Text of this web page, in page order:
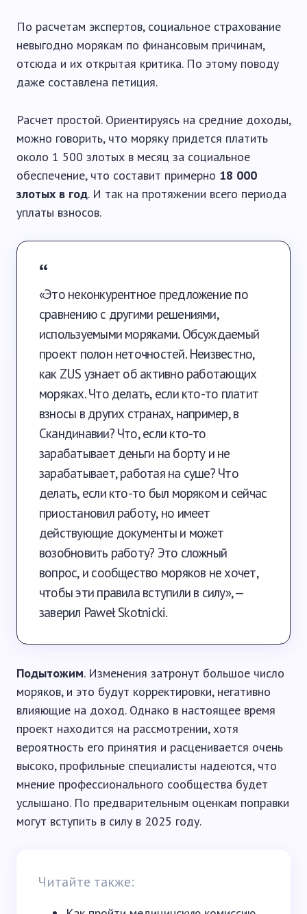
По расчетам экспертов, социальное страхование
невыгодно морякам по финансовым причинам,
отсюда и их открытая критика. По этому поводу
даже составлена петиция.
Расчет простой. Ориентируясь на средние доходы,
можно говорить, что моряку придется платить
около 1 500 злотых в месяц за социальное
обеспечение, что составит примерно 18 000
злотых в год. И так на протяжении всего периода
уплаты взносов.
«Это неконкурентное предложение по
сравнению с другими решениями,
используемыми моряками. Обсуждаемый
проект полон неточностей. Неизвестно,
как ZUS узнает об активно работающих
моряках. Что делать, если кто-то платит
взносы в других странах, например, в
Скандинавии? Что, если кто-то
зарабатывает деньги на борту и не
зарабатывает, работая на суше? Что
делать, если кто-то был моряком и сейчас
приостановил работу, но имеет
действующие документы и может
возобновить работу? Это сложный
вопрос, и сообщество моряков не хочет,
чтобы эти правила вступили в силу», —
заверил Paweł Skotnicki.
Подытожим. Изменения затронут большое число
моряков, и это будут корректировки, негативно
влияющие на доход. Однако в настоящее время
проект находится на рассмотрении, хотя
вероятность его принятия и расценивается очень
высоко, профильные специалисты надеются, что
мнение профессионального сообщества будет
услышано. По предварительным оценкам поправки
могут вступить в силу в 2025 году.
Читайте также: